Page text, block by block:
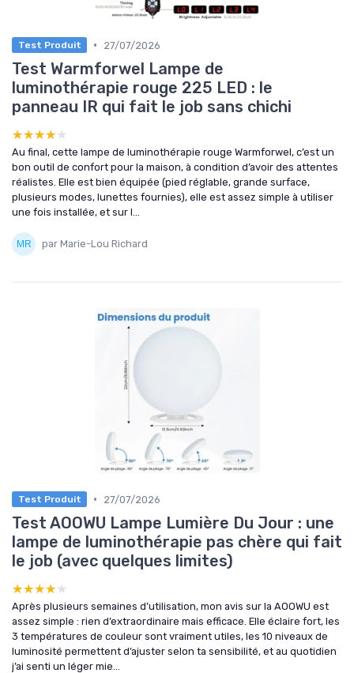
Test Produit • 27/07/2026
Test Warmforwel Lampe de
luminothérapie rouge 225 LED : le
panneau IR qui fait le job sans chichi
★★★★★
★★★★★
Au final, cette lampe de luminothérapie rouge Warmforwel, c’est un
bon outil de confort pour la maison, à condition d’avoir des attentes
réalistes. Elle est bien équipée (pied réglable, grande surface,
plusieurs modes, lunettes fournies), elle est assez simple à utiliser
une fois installée, et sur l...
par Marie-Lou Richard
Test Produit • 27/07/2026
Test AOOWU Lampe Lumière Du Jour : une
lampe de luminothérapie pas chère qui fait
le job (avec quelques limites)
★★★★★
★★★★★
Après plusieurs semaines d’utilisation, mon avis sur la AOOWU est
assez simple : rien d’extraordinaire mais efficace. Elle éclaire fort, les
3 températures de couleur sont vraiment utiles, les 10 niveaux de
luminosité permettent d’ajuster selon ta sensibilité, et au quotidien
j’ai senti un léger mie...